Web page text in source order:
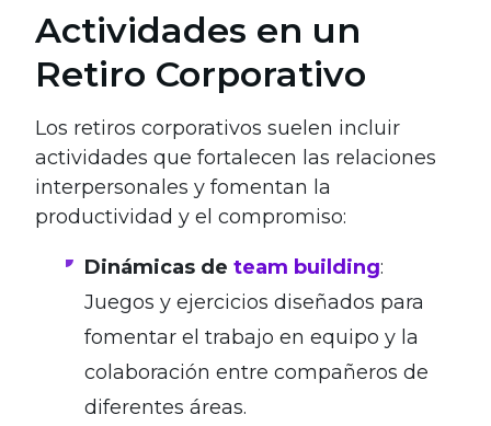
Actividades en un
Retiro Corporativo
Los retiros corporativos suelen incluir
actividades que fortalecen las relaciones
interpersonales y fomentan la
productividad y el compromiso:
Dinámicas de team building:
Juegos y ejercicios diseñados para
fomentar el trabajo en equipo y la
colaboración entre compañeros de
diferentes áreas.